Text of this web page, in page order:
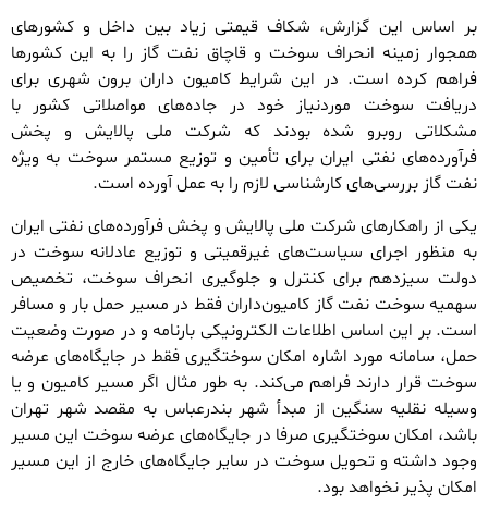
بر اساس این گزارش، شکاف قیمتی زیاد بین داخل و کشور‌های
همجوار زمینه انحراف سوخت و قاچاق نفت گاز را به این کشور‌ها
فراهم کرده است. در این شرایط کامیون داران برون شهری برای
دریافت سوخت موردنیاز خود در جاده‌های مواصلاتی کشور با
مشکلاتی روبرو شده بودند که شرکت ملی پالایش و پخش
فرآورده‌های نفتی ایران برای تأمین و توزیع مستمر سوخت به ویژه
نفت گاز بررسی‌های کارشناسی لازم را به عمل آورده است.
یکی از راهکار‌های شرکت ملی پالایش و پخش فرآورده‌های نفتی ایران
به منظور اجرای سیاست‌های غیرقمیتی و توزیع عادلانه سوخت در
دولت سیزدهم برای کنترل و جلوگیری انحراف سوخت، تخصیص
سهمیه سوخت نفت گاز کامیون‌داران فقط در مسیر حمل بار و مسافر
است. بر این اساس اطلاعات الکترونیکی بارنامه و در صورت وضعیت
حمل، سامانه مورد اشاره امکان سوختگیری فقط در جایگاه‌های عرضه
سوخت قرار دارند فراهم می‌کند. به طور مثال اگر مسیر کامیون و یا
وسیله نقلیه سنگین از مبدأ شهر بندرعباس به مقصد شهر تهران
باشد، امکان سوختگیری صرفا در جایگاه‌های عرضه سوخت این مسیر
وجود داشته و تحویل سوخت در سایر جایگاه‌های خارج از این مسیر
امکان پذیر نخواهد بود.